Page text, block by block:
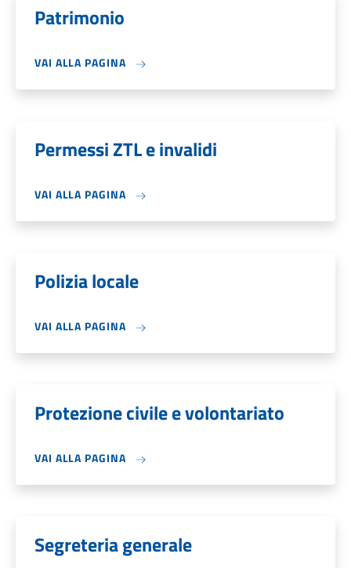
Patrimonio
VAI ALLA PAGINA
Permessi ZTL e invalidi
VAI ALLA PAGINA
Polizia locale
VAI ALLA PAGINA
Protezione civile e volontariato
VAI ALLA PAGINA
Segreteria generale